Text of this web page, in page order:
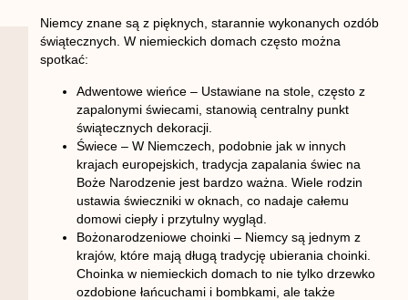
Niemcy znane są z pięknych, starannie wykonanych ozdób
świątecznych. W niemieckich domach często można
spotkać:
Adwentowe wieńce– Ustawiane na stole, często z
zapalonymi świecami, stanowią centralny punkt
świątecznych dekoracji.
Świece– W Niemczech, podobnie jak w innych
krajach europejskich, tradycja zapalania świec na
Boże Narodzenie jest bardzo ważna. Wiele rodzin
ustawia świeczniki w oknach, co nadaje całemu
domowi ciepły i przytulny wygląd.
Bożonarodzeniowe choinki– Niemcy są jednym z
krajów, które mają długą tradycję ubierania choinki.
Choinka w niemieckich domach to nie tylko drzewko
ozdobione łańcuchami i bombkami, ale także